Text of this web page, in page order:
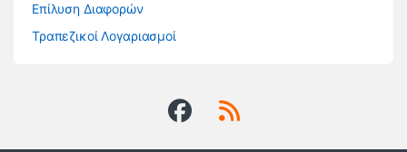
Επίλυση Διαφορών
Τραπεζικοί Λογαριασμοί